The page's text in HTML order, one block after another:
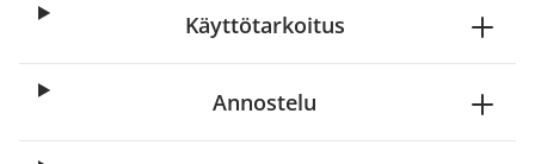
Käyttötarkoitus
Annostelu